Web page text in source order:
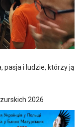
pasja i ludzie, którzy ją
2026